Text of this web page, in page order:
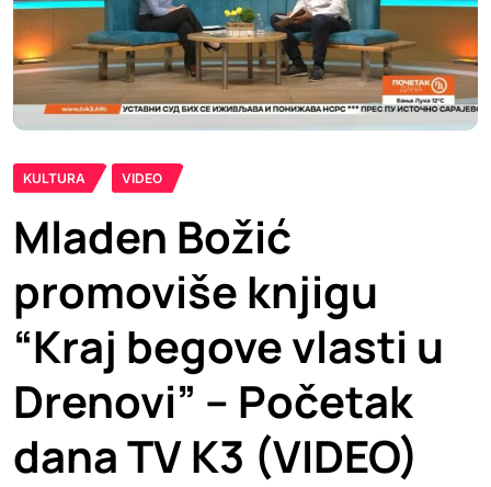
KULTURA VIDEO
Mladen Božić
promoviše knjigu
“Kraj begove vlasti u
Drenovi” – Početak
dana TV K3 (VIDEO)